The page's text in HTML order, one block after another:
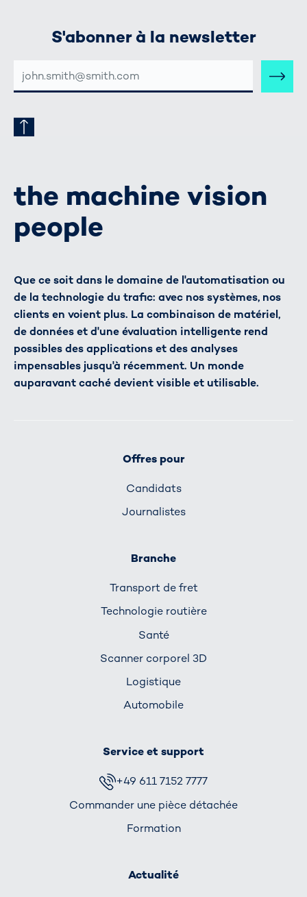
S'abonner à la newsletter
MAIL
the machine vision
people
Que ce soit dans le domaine de l'automatisation ou
de la technologie du trafic: avec nos systèmes, nos
clients en voient plus. La combinaison de matériel,
de données et d'une évaluation intelligente rend
possibles des applications et des analyses
impensables jusqu'à récemment. Un monde
auparavant caché devient visible et utilisable.
Offres pour
Candidats
Journalistes
Branche
Transport de fret
Technologie routière
Santé
Scanner corporel 3D
Logistique
Automobile
Service et support
+49 611 7152 7777
Commander une pièce détachée
Formation
Actualité